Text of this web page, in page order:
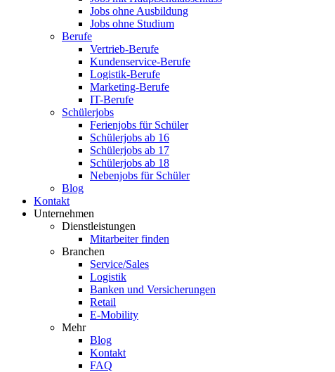
Jobs ohne Ausbildung
Jobs ohne Studium
Berufe
Vertrieb-Berufe
Kundenservice-Berufe
Logistik-Berufe
Marketing-Berufe
IT-Berufe
Schülerjobs
Ferienjobs für Schüler
Schülerjobs ab 16
Schülerjobs ab 17
Schülerjobs ab 18
Nebenjobs für Schüler
Blog
Kontakt
Unternehmen
Dienstleistungen
Mitarbeiter finden
Branchen
Service/Sales
Logistik
Banken und Versicherungen
Retail
E-Mobility
Mehr
Blog
Kontakt
FAQ